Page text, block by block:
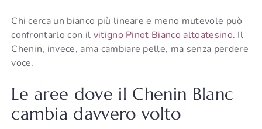
Chi cerca un bianco più lineare e meno mutevole può
confrontarlo con il vitigno Pinot Bianco altoatesino. Il
Chenin, invece, ama cambiare pelle, ma senza perdere
voce.
Le aree dove il Chenin Blanc
cambia davvero volto